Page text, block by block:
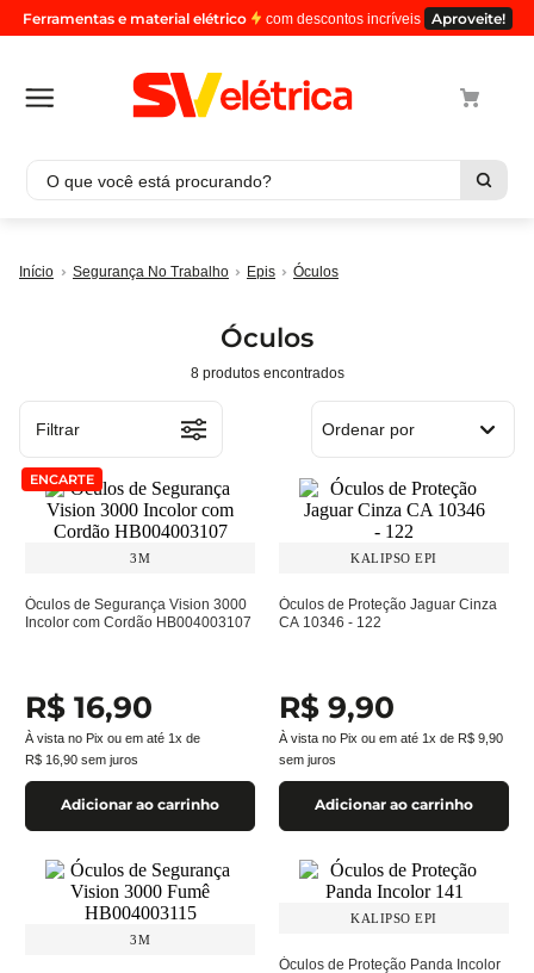
Ferramentas e material elétrico com descontos incríveis Aproveite!
O que você está procurando?
Segurança No Trabalho Epis Óculos
Óculos
8 produtos
Ordenar por
Filtrar
ENCARTE
3M
Óculos de Segurança Vision 3000
Incolor com Cordão HB004003107
R$ 16,90
À vista no Pix ou em até 1x de
R$ 16 90 sem juros
Adicionar ao carrinho
KALIPSO EPI
Óculos de Proteção Jaguar Cinza
CA 10346 - 122
R$ 9,90
À vista no Pix ou em até 1x de R$ 9 90
sem juros
Adicionar ao carrinho
3M
KALIPSO EPI
Óculos de Proteção Panda Incolor
1º cabo
5